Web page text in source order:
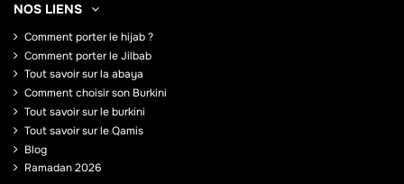
NOS LIENS
Comment porter le hijab ?
Comment porter le Jilbab
Tout savoir sur la abaya
Comment choisir son Burkini
Tout savoir sur le burkini
Tout savoir sur le Qamis
Blog
Ramadan 2026